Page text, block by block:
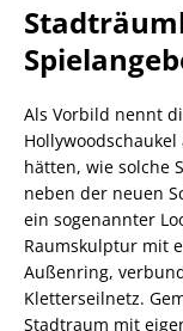
Als Vorbild nennt
hätten, wie solche
neben der neuen
ein sogenannter
Raumskulptur mit
Außenring,
Kletterseilnetz.
Stadtraum mit